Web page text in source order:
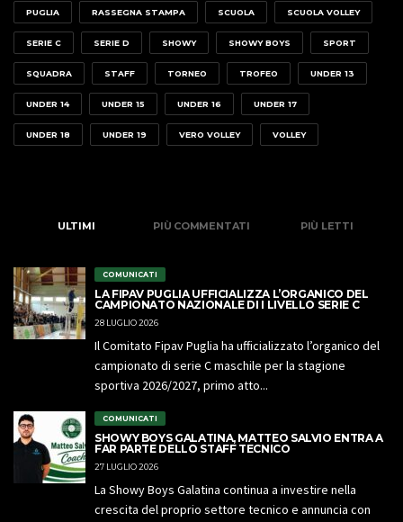
PUGLIA RASSEGNA STAMPA SCUOLA SCUOLA VOLLEY
SERIE C SERIE D SHOWY SHOWY BOYS SPORT
SQUADRA STAFF TORNEO TROFEO UNDER 13
UNDER 14 UNDER 15 UNDER 16 UNDER 17
UNDER 18 UNDER 19 VERO VOLLEY VOLLEY
ULTIMI PIÙ COMMENTATI PIÙ LETTI
COMUNICATI
LA FIPAV PUGLIA UFFICIALIZZA L’ORGANICO DEL
CAMPIONATO NAZIONALE DI I LIVELLO SERIE C
28 LUGLIO 2026
Il Comitato Fipav Puglia ha ufficializzato l’organico del
campionato di serie C maschile per la stagione
sportiva 2026/2027, primo atto...
COMUNICATI
SHOWY BOYS GALATINA, MATTEO SALVIO ENTRA A
FAR PARTE DELLO STAFF TECNICO
27 LUGLIO 2026
La Showy Boys Galatina continua a investire nella
crescita del proprio settore tecnico e annuncia con